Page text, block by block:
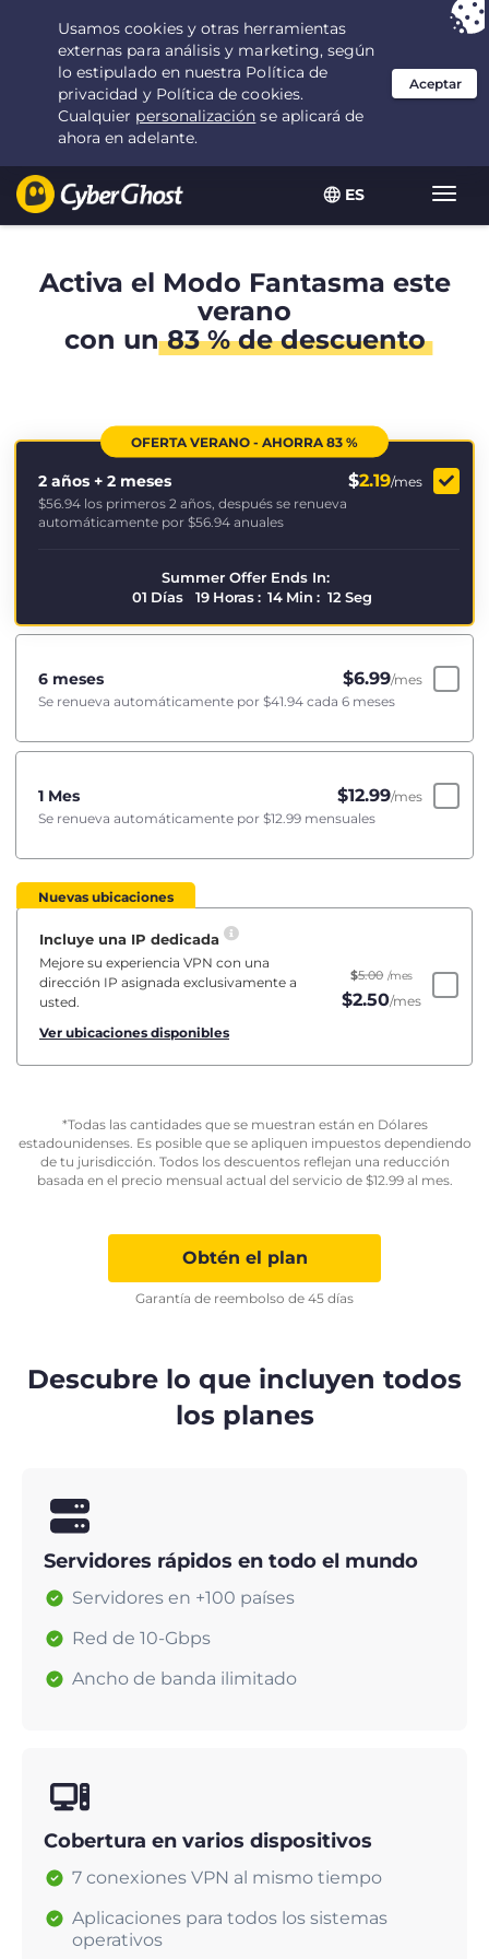
ES
Tu elección: la mejor ofertadurante 2.1666666666667 años por $
2.19
/mes
Activa el Modo Fantasma este
verano
con un83 % de descuento
OFERTA VERANO - AHORRA 83 %
2 años + 2 meses $2.19/mes
$56.94 los primeros 2 años, después se renueva
automáticamente por $56.94 anuales
Summer Offer Ends In:
01 Días 19 Horas: 14 Min : 12 Seg
6 meses $6.99/mes
Se renueva automáticamente por $41.94 cada 6 meses
1 Mes $12.99/mes
Se renueva automáticamente por $12.99 mensuales
Nuevas ubicaciones
Incluye una IP dedicada
Mejore su experiencia VPN con una
dirección IP asignada exclusivamente a
usted.
Ver ubicaciones disponibles
$5.00 /mes
$2.50/mes
*Todas las cantidades que se muestran están en Dólares
estadounidenses. Es posible que se apliquen impuestos dependiendo
de tu jurisdicción. Todos los descuentos reflejan una reducción
basada en el precio mensual actual del servicio de $12.99al mes.
Obtén el plan
Garantía de reembolso de 45 días
Descubre lo que incluyen todos
los planes
Servidores rápidos en todo el mundo
Servidores en +100 países
Red de 10-Gbps
Ancho de banda ilimitado
Cobertura en varios dispositivos
7 conexiones VPN al mismo tiempo
Aplicaciones para todos los sistemas
operativos